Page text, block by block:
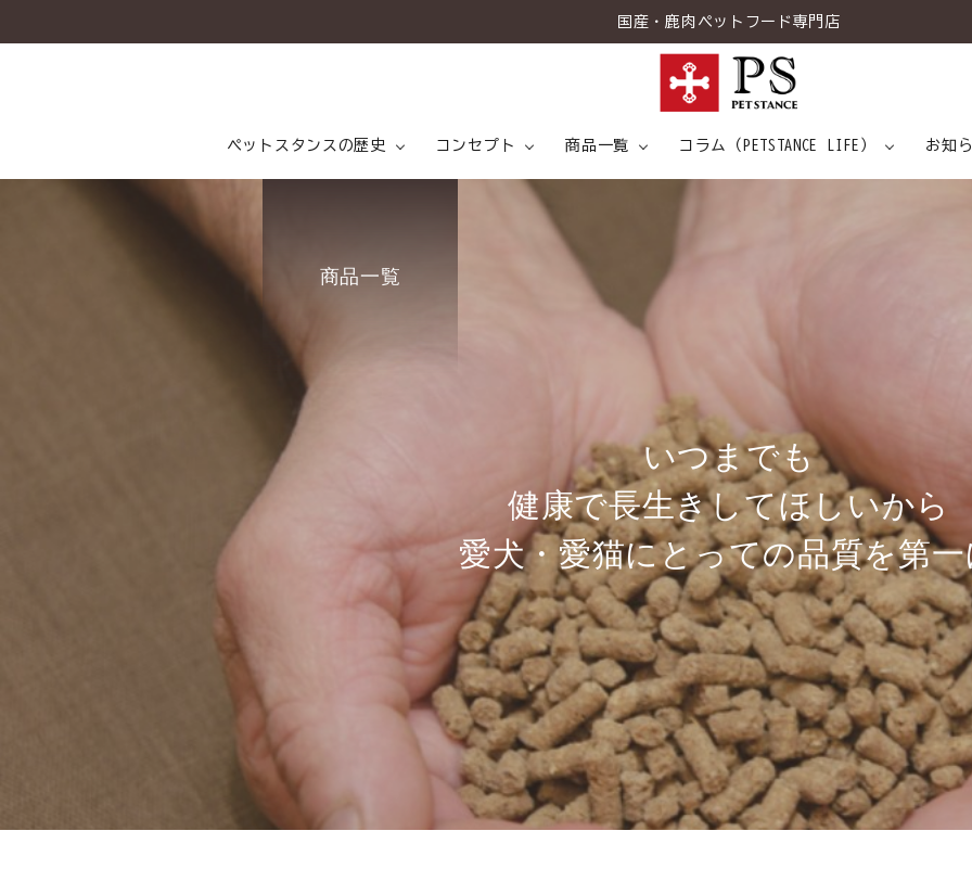
国産・鹿肉ペットフード専門店
ペットスタンスの歴史 コンセプト
ペットスタンスについて こだわりの
商品一覧 コラム（PETSTANCE LIFE） お知
ト
商品一覧
いつまでも
健康で長生きしてほしいから
愛犬・ 愛猫にとっての品質を第一